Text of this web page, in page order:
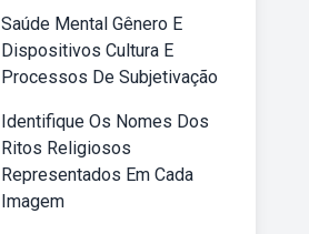
Saúde Mental Gênero E
Dispositivos Cultura E
Processos De Subjetivação
Identifique Os Nomes Dos
Ritos Religiosos
Representados Em Cada
Imagem